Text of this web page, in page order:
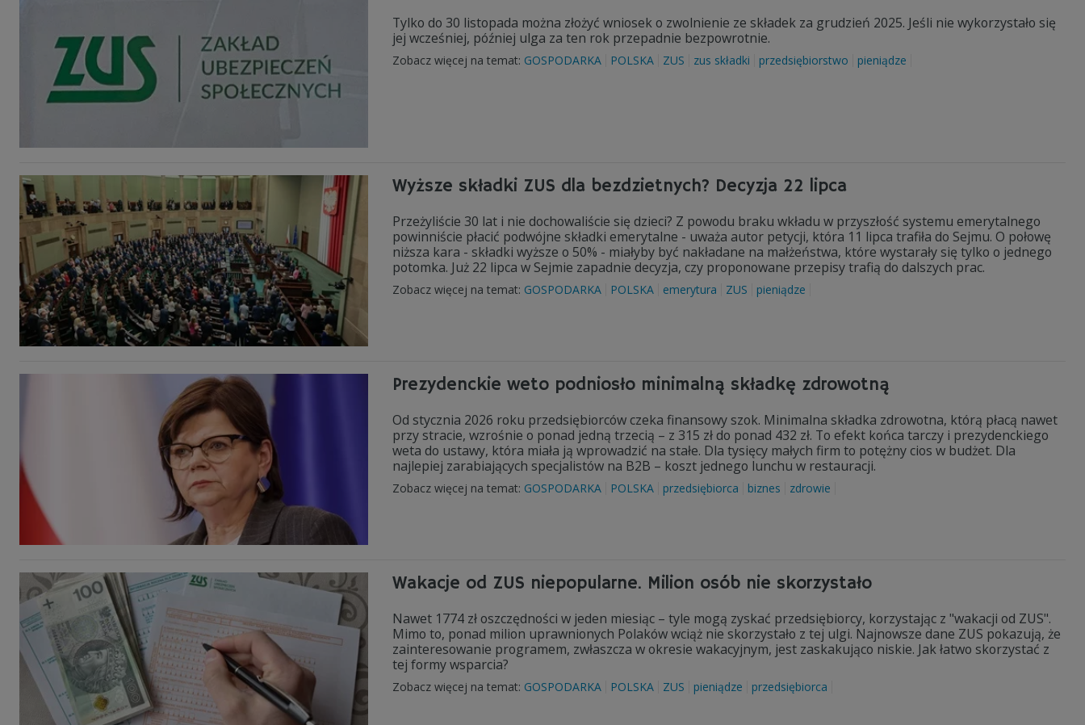
Tylko do 30 listopada można złożyć wniosek o zwolnienie ze składek za grudzień 2025. Jeśli nie wykorzystało się
jej wcześniej, później ulga za ten rok przepadnie bezpowrotnie.
Zobacz więcej na temat: GOSPODARKA POLSKA ZUS zus składki przedsiębiorstwo pieniądze
Wyższe składki ZUS dla bezdzietnych? Decyzja 22 lipca
Przeżyliście 30 lat i nie dochowaliście się dzieci? Z powodu braku wkładu w przyszłość systemu emerytalnego
powinniście płacić podwójne składki emerytalne - uważa autor petycji, która 11 lipca trafiła do Sejmu. O połowę
niższa kara - składki wyższe o 50% - miałyby być nakładane na małżeństwa, które wystarały się tylko o jednego
potomka. Już 22 lipca w Sejmie zapadnie decyzja, czy proponowane przepisy trafią do dalszych prac.
Zobacz więcej na temat: GOSPODARKA POLSKA emerytura ZUS pieniądze
Prezydenckie weto podniosło minimalną składkę zdrowotną
Od stycznia 2026 roku przedsiębiorców czeka finansowy szok. Minimalna składka zdrowotna, którą płacą nawet
przy stracie, wzrośnie o ponad jedną trzecią – z 315 zł do ponad 432 zł. To efekt końca tarczy i prezydenckiego
weta do ustawy, która miała ją wprowadzić na stałe. Dla tysięcy małych firm to potężny cios w budżet. Dla
najlepiej zarabiających specjalistów na B2B – koszt jednego lunchu w restauracji.
Zobacz więcej na temat: GOSPODARKA POLSKA przedsiębiorca biznes zdrowie
Wakacje od ZUS niepopularne. Milion osób nie skorzystało
Nawet 1774 zł oszczędności w jeden miesiąc – tyle mogą zyskać przedsiębiorcy, korzystając z "wakacji od ZUS".
Mimo to, ponad milion uprawnionych Polaków wciąż nie skorzystało z tej ulgi. Najnowsze dane ZUS pokazują, że
zainteresowanie programem, zwłaszcza w okresie wakacyjnym, jest zaskakująco niskie. Jak łatwo skorzystać z
tej formy wsparcia?
Zobacz więcej na temat: GOSPODARKA POLSKA ZUS pieniądze przedsiębiorca